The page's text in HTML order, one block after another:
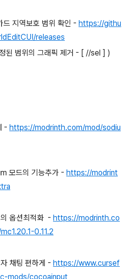
드 지역보호 범위 확인 - https://githu
releases
된 범위의 그래픽 제거 - [ //sel ] )
- https://modrinth.com/mod/sodiu
모드의 기능추가 - https://modrint
옵션최적화 - https://modrinth.co
0.11.2
채팅 편하게 - https://www.cursef
mods/cocoainput